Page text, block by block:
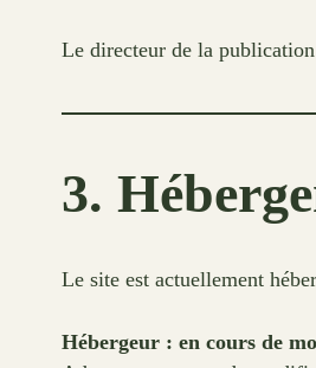
Le directeur de la
3.
Le site est actuellement
Hébergeur : en cours de